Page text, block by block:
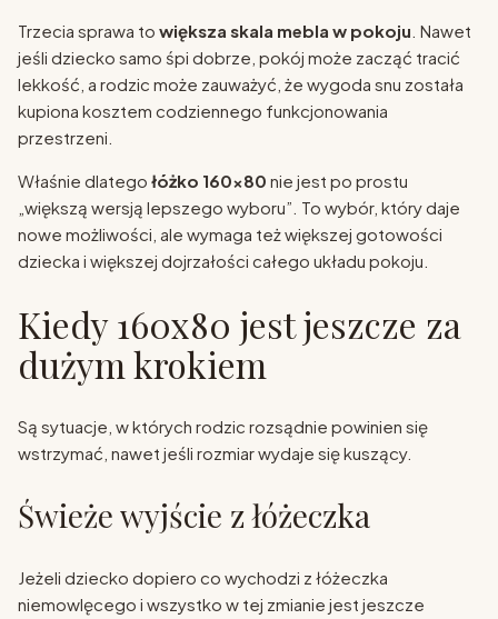
Trzecia sprawa to większa skala mebla w pokoju . Nawet
jeśli dziecko samo śpi dobrze, pokój może zacząć tracić
lekkość, a rodzic może zauważyć, że wygoda snu została
kupiona kosztem codziennego funkcjonowania
przestrzeni.
Właśnie dlatego łóżko 160x80 nie jest po prostu
„większą wersją lepszego wyboru”. To wybór, który daje
nowe możliwości, ale wymaga też większej gotowości
dziecka i większej dojrzałości całego układu pokoju.
Kiedy 160x80 jest jeszcze za
dużym krokiem
Są sytuacje, w których rodzic rozsądnie powinien się
wstrzymać, nawet jeśli rozmiar wydaje się kuszący.
Świeże wyjście z łóżeczka
Jeżeli dziecko dopiero co wychodzi z łóżeczka
niemowlęcego i wszystko w tej zmianie jest jeszcze